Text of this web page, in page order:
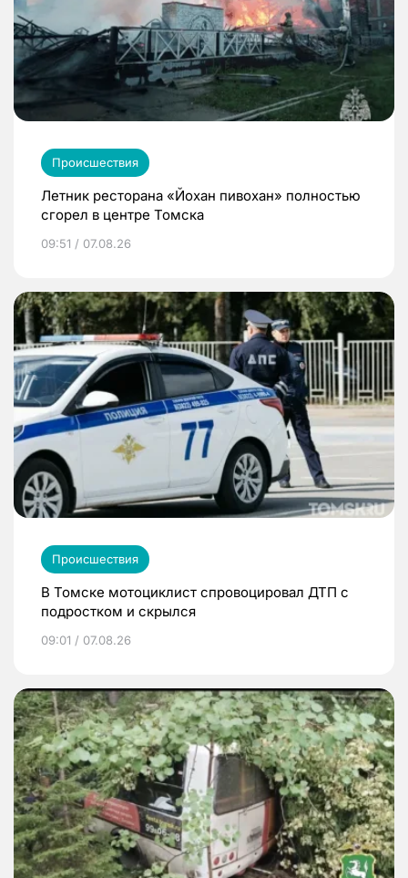
Происшествия
Летник ресторана «Йохан пивохан» полностью
сгорел в центре Томска
09:51 / 07.08.26
Происшествия
В Томске мотоциклист спровоцировал ДТП с
подростком и скрылся
09:01 / 07.08.26